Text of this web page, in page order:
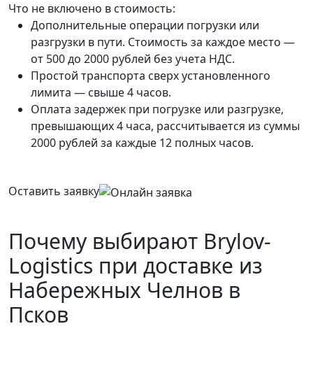
Что не включено в стоимость:
Дополнительные операции погрузки или
разгрузки в пути. Стоимость за каждое место —
от 500 до 2000 рублей без учета НДС.
Простой транспорта сверх установленного
лимита — свыше 4 часов.
Оплата задержек при погрузке или разгрузке,
превышающих 4 часа, рассчитывается из суммы
2000 рублей за каждые 12 полных часов.
Оставить заявку
Почему выбирают Brylov-
Logistics при доставке из
Набережных Челнов в
Псков